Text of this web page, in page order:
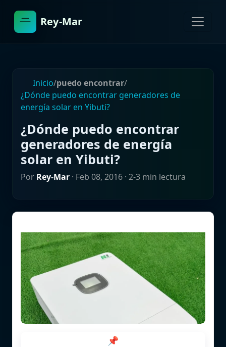
Rey-Mar
Inicio/puedo encontrar/
¿Dónde puedo encontrar generadores de
energía solar en Yibuti?
¿Dónde puedo encontrar
generadores de energía
solar en Yibuti?
Por Rey-Mar · Feb 08, 2016 · 2-3 min lectura
📌